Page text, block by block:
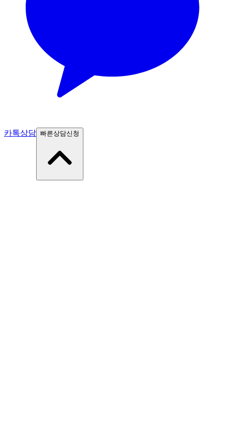
카톡상담 빠른상담신청